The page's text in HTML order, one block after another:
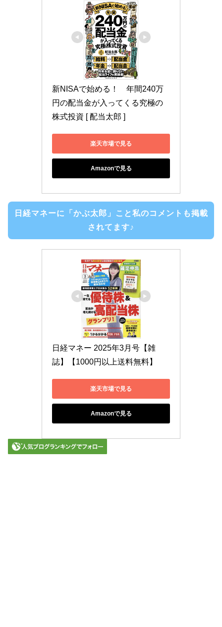
新NISAで始める！　年間240万
円の配当金が入ってくる究極の
株式投資 [ 配当太郎 ]
楽天市場で見る
Amazonで見る
日経マネーに「かぶ太郎」こと私のコメントも掲載
されてます♪
日経マネー 2025年3月号【雑
誌】【1000円以上送料無料】
楽天市場で見る
Amazonで見る